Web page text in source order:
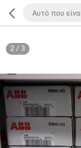
2/ 3